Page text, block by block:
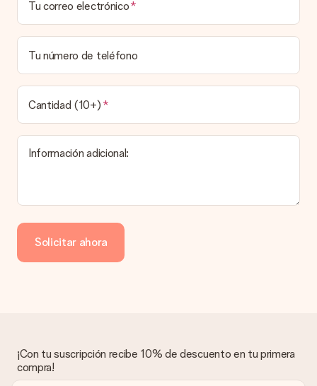
Elegir la fecha exacta de entrega no es posible. Una vez
personalizado y completado tu pedido, recibirás una
confirmación con las fechas estimadas de entrega. Una vez
que el pedido haya sido enviado, será la empresa de
transportes la encargada de entregar el regalo.
¿Cuál es el tiempo de entrega y cuándo recibo mi
obsequio?
El tiempo de entrega se puede encontrar en la página del
producto del regalo.
¿Cómo puedo pagar mi pedido?
de crédito o transferencia bancaria. En caso de elegir
transferencia bancaria, ten en cuenta 3 días adicionales para la
entrega de tu regalo.
asunto contigo. Ponte en contacto con nuestro equipo de
atención al cliente por teléfono, correo electrónico o chat y
buscaremos una solución adecuada para ti.
Tu correo electrónico
Tu número de teléfono
Cantidad (10+)
Información adicional:
Solicitar ahora
¡Con tu suscripción recibe 10% de descuento en tu primera
compra!